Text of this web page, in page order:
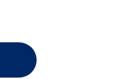
科パンフ